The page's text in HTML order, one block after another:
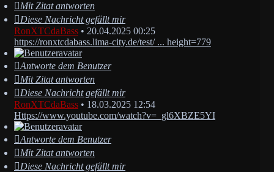
Mit Zitat antworten
Diese Nachricht gefällt mir
RonXTCdaBass • 20.04.2025 00:25
https://ronxtcdabass.lima-city.de/test/ ... height=779
Antworte dem Benutzer
Mit Zitat antworten
Diese Nachricht gefällt mir
RonXTCdaBass • 18.03.2025 12:54
Https://www.youtube.com/watch?v=_gl6XBZE5YI
Antworte dem Benutzer
Mit Zitat antworten
Diese Nachricht gefällt mir